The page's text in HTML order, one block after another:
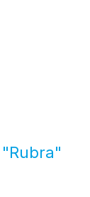
"Rubra"